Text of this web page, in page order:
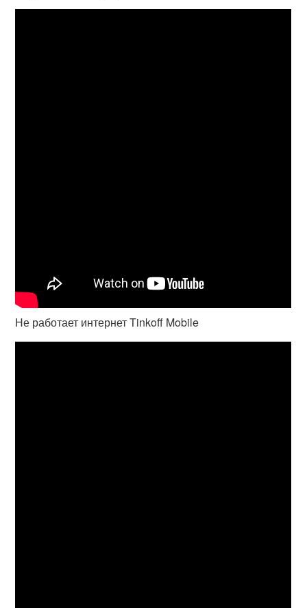
Не работает интернет Tinkoff Mobile